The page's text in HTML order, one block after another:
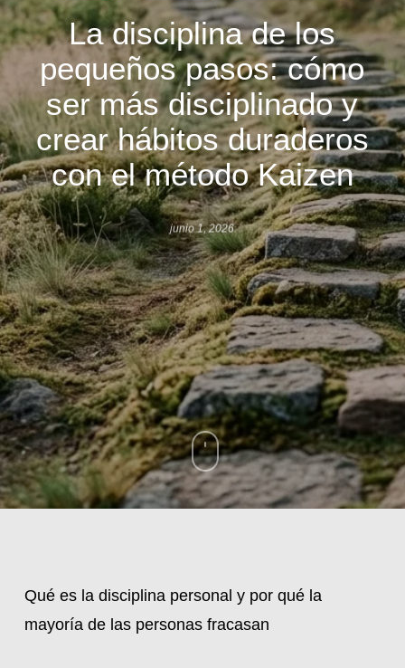
La disciplina de los
pequeños pasos: cómo
ser más disciplinado y
crear hábitos duraderos
con el método Kaizen
junio 1, 2026
Qué es la disciplina personal y por qué la
mayoría de las personas fracasan